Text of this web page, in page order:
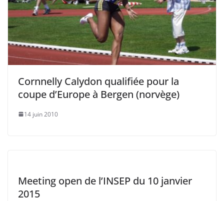
Cornnelly Calydon qualifiée pour la
coupe d’Europe à Bergen (norvège)
14 juin 2010
Meeting open de l’INSEP du 10 janvier
2015